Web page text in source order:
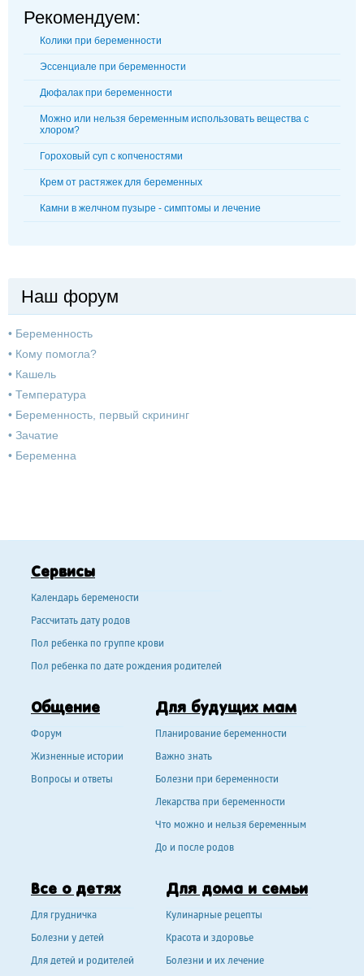
Рекомендуем:
Колики при беременности
Эссенциале при беременности
Дюфалак при беременности
Можно или нельзя беременным использовать вещества с
хлором?
Гороховый суп с копченостями
Крем от растяжек для беременных
Камни в желчном пузыре - симптомы и лечение
Наш форум
• Беременность
• Кому помогла?
• Кашель
• Температура
• Беременность, первый скрининг
• Зачатие
• Беременна
Сервисы
Календарь беремености
Рассчитать дату родов
Пол ребенка по группе крови
Пол ребенка по дате рождения родителей
Общение
Форум
Жизненные истории
Вопросы и ответы
Для будущих мам
Планирование беременности
Важно знать
Болезни при беременности
Лекарства при беременности
Что можно и нельзя беременным
До и после родов
Все о детях
Для грудничка
Болезни у детей
Для детей и родителей
Для дома и семьи
Кулинарные рецепты
Красота и здоровье
Болезни и их лечение